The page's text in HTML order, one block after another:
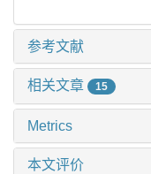
参考文献
相关文章 15
Metrics
本文评价